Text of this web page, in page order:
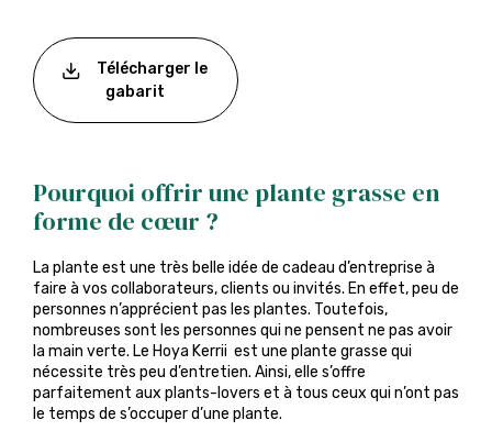
Télécharger le
gabarit
Pourquoi offrir une plante grasse en
forme de cœur ?
La plante est une très belle idée de cadeau d’entreprise à
faire à vos collaborateurs, clients ou invités. En effet, peu de
personnes n’apprécient pas les plantes. Toutefois,
nombreuses sont les personnes qui ne pensent ne pas avoir
la main verte. Le Hoya Kerrii est une plante grasse qui
nécessite très peu d’entretien. Ainsi, elle s’offre
parfaitement aux plants-lovers et à tous ceux qui n’ont pas
le temps de s’occuper d’une plante.